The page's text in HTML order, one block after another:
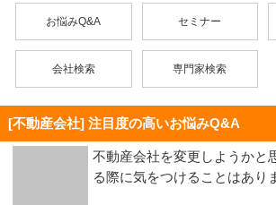
お悩みQ&A セミナー
会社検索 専門家検索
[不動産会社] 注目度の高いお悩みQ&A
不動産会社を変更しようかと
る際に気をつけることはあり